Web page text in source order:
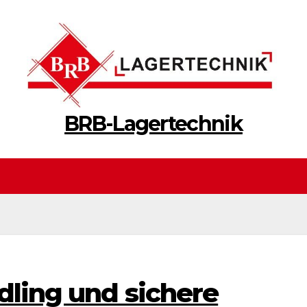
BRB-Lagertechnik
und sichere